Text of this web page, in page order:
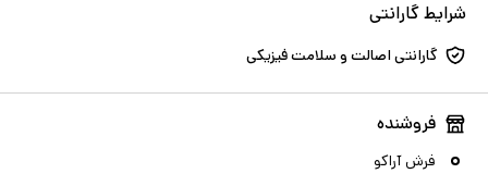
شرایط گارانتی
گارانتی اصالت و سلامت فیزیکی
فروشنده
فرش آراکو